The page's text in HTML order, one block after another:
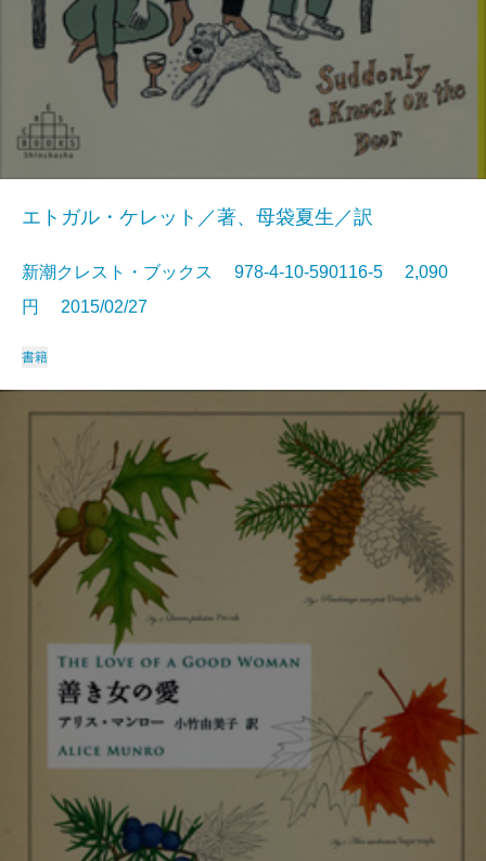
エトガル・ケレット／著、母袋夏生／訳
新潮クレスト・ブックス 978-4-10-590116-5 2,090
円 2015/02/27
書籍